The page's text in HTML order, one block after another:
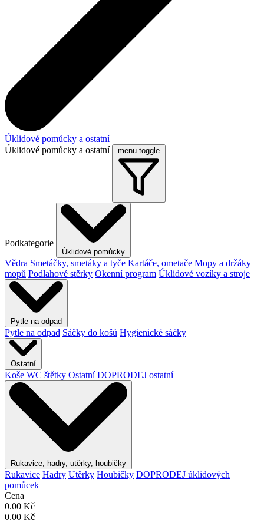
Úklidové pomůcky a ostatní
Úklidové pomůcky a ostatní
menu toggle
Podkategorie
Úklidové pomůcky
Vědra Smetáčky, smetáky a tyče Kartáče, ometače Mopy a držáky
mopů Podlahové stěrky Okenní program Úklidové vozíky a stroje
Pytle na odpad
Pytle na odpad Sáčky do košů Hygienické sáčky
Ostatní
Koše WC štětky Ostatní DOPRODEJ ostatní
Rukavice, hadry, utěrky, houbičky
Rukavice Hadry Utěrky Houbičky DOPRODEJ úklidových
pomůcek
Cena
0.00 Kč
0.00 Kč